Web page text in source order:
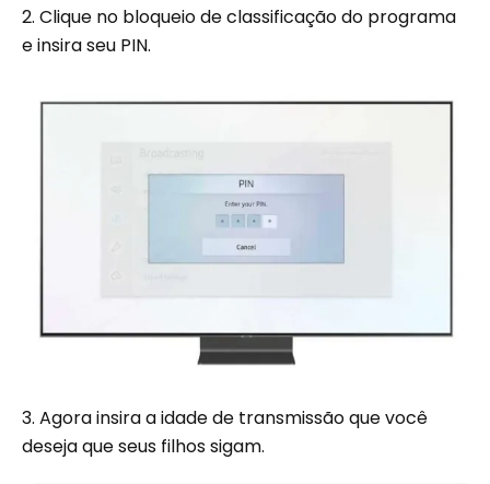
2. Clique no bloqueio de classificação do programa
e insira seu PIN.
3. Agora insira a idade de transmissão que você
deseja que seus filhos sigam.